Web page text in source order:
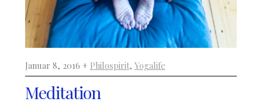
Januar 8, 2016 + Philospirit, Yogalife
Meditation